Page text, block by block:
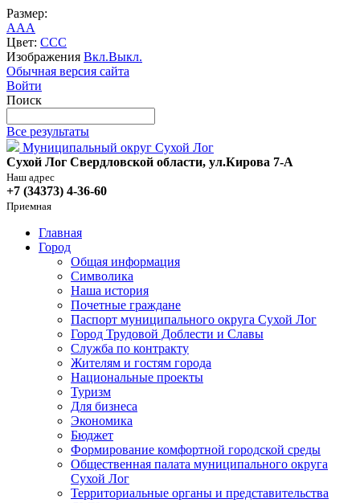
Размер:
AAA
Цвет: CCC
Изображения Вкл.Выкл.
Обычная версия сайта
Войти
Поиск
Все результаты
Муниципальный округ Сухой Лог
Сухой Лог Свердловской области, ул.Кирова 7-А
Наш адрес
+7 (34373) 4-36-60
Приемная
Главная
Город
Общая информация
Символика
Наша история
Почетные граждане
Паспорт муниципального округа Сухой Лог
Город Трудовой Доблести и Славы
Служба по контракту
Жителям и гостям города
Национальные проекты
Туризм
Для бизнеса
Экономика
Бюджет
Формирование комфортной городской среды
Общественная палата муниципального округа
Сухой Лог
Территориальные органы и представительства